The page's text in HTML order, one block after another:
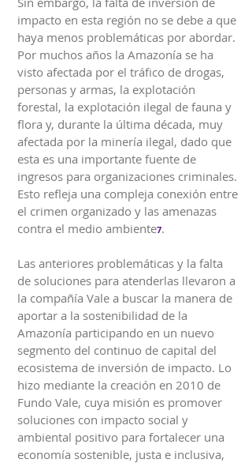
impacto en esta región no se debe a que
haya menos problemáticas por abordar.
Por muchos años la Amazonía se ha
visto afectada por el tráfico de drogas,
personas y armas, la explotación
forestal, la explotación ilegal de fauna y
flora y, durante la última década, muy
afectada por la minería ilegal, dado que
esta es una importante fuente de
ingresos para organizaciones criminales.
Esto refleja una compleja conexión entre
el crimen organizado y las amenazas
contra el medio ambiente7.
Las anteriores problemáticas y la falta
de soluciones para atenderlas llevaron a
la compañía Vale a buscar la manera de
aportar a la sostenibilidad de la
Amazonía participando en un nuevo
segmento del continuo de capital del
ecosistema de inversión de impacto. Lo
hizo mediante la creación en 2010 de
Fundo Vale, cuya misión es promover
soluciones con impacto social y
ambiental positivo para fortalecer una
economía sostenible, justa e inclusiva,